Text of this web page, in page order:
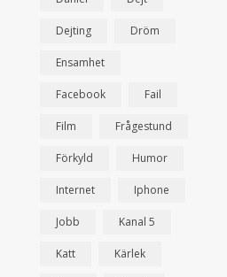
Dejting Dröm
Ensamhet
Facebook Fail
Film Frågestund
Förkyld Humor
Internet Iphone
Jobb Kanal 5
Katt Kärlek